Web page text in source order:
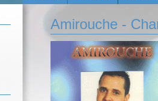
Amirouche -